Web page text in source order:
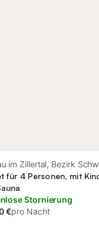
im Zillertal, Bezirk
für 4 Personen, mit
Stornierung
€pro Nacht